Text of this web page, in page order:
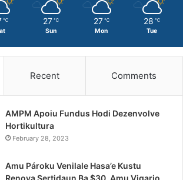
℃ 27 ℃
Sun
27 ℃
Mon
28 ℃
Tue
Recent Comments
AMPM Apoiu Fundus Hodi Dezenvolve
Hortikultura
February 28, 2023
Amu Pároku Venilale Hasa’e Kustu
Renova Sertidaun Ba $30, Amu Vigario